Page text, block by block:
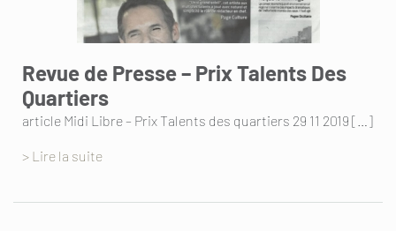
Revue de Presse – Prix Talents Des
Quartiers
article Midi Libre – Prix Talents des quartiers 29 11 2019 […]
> Lire la suite